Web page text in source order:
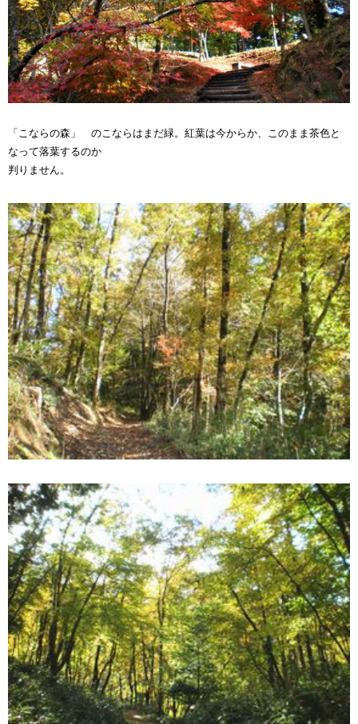
「こならの森」 のこならはまだ緑。紅葉は今からか、このまま茶色と
なって落葉するのか
判りません。